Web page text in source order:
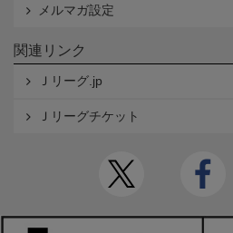
メルマガ設定
関連リンク
Ｊリーグ.jp
Ｊリーグチケット